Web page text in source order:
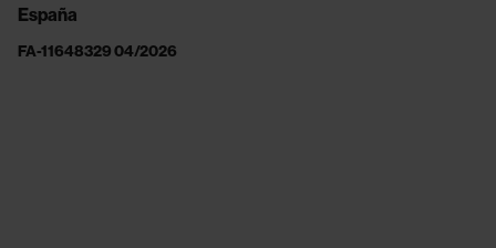
España
FA-11648329 04/2026